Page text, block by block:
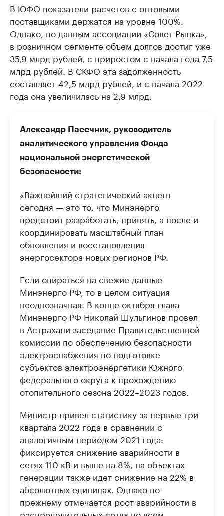
В ЮФО показатели расчетов с оптовыми
поставщиками держатся на уровне 100%.
Однако, по данным ассоциации «Совет Рынка»,
в розничном сегменте объем долгов достиг уже
35,9 млрд рублей, с приростом с начала года 7,5
млрд рублей. В СКФО эта задолженность
составляет 42,5 млрд рублей, и с начала 2022
года она увеличилась на 2,9 млрд.
Александр Пасечник, руководитель
аналитического управления Фонда
национальной энергетической
безопасности:
«Важнейший стратегический акцент
сегодня — это то, что Минэнерго
предстоит разработать, принять, а после и
координировать масштабный план
обновления и восстановления
энергосектора новых регионов РФ.
Если опираться на свежие данные
Минэнерго РФ, то в целом ситуация
неоднозначная. В конце октября глава
Минэнерго РФ Николай Шульгинов провел
в Астрахани заседание Правительственной
комиссии по обеспечению безопасности
электроснабжения по подготовке
субъектов электроэнергетики Южного
федерального округа к прохождению
отопительного сезона 2022–2023 годов.
Министр привел статистику за первые три
квартала 2022 года в сравнении с
аналогичным периодом 2021 года:
фиксируется снижение аварийности в
сетях 110 кВ и выше на 8%, на объектах
генерации также идет снижение на 22% в
абсолютных единицах. Однако по-
прежнему отмечается рост аварийности в